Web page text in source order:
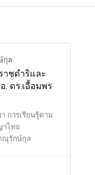
กุล
าชดำริและ
ดร.เอื้อมพร
การเรียนรู้ตาม
ไทย
ณุรักษ์กุล